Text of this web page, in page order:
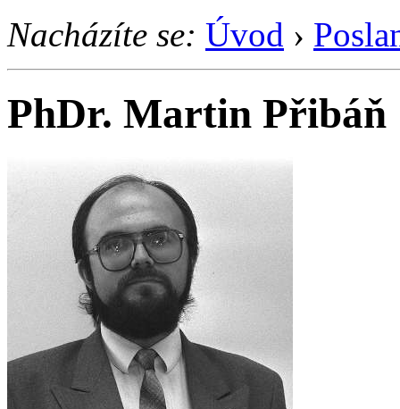
Nacházíte se: Úvod ›
PhDr. Martin Přibáň